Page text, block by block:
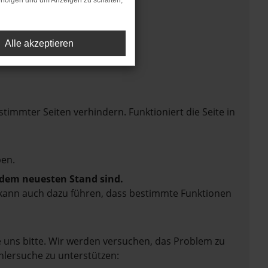
Seiten verhindern. Funktioniert die Seite in
neuesten Stand sind.
auch dazu führen, dass bestimmte Funktionen
bitte. Wir werden versuchen, das Problem zu
zu unterstützen:
Alle akzeptieren